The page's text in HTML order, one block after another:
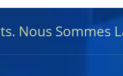
Nous Sommes